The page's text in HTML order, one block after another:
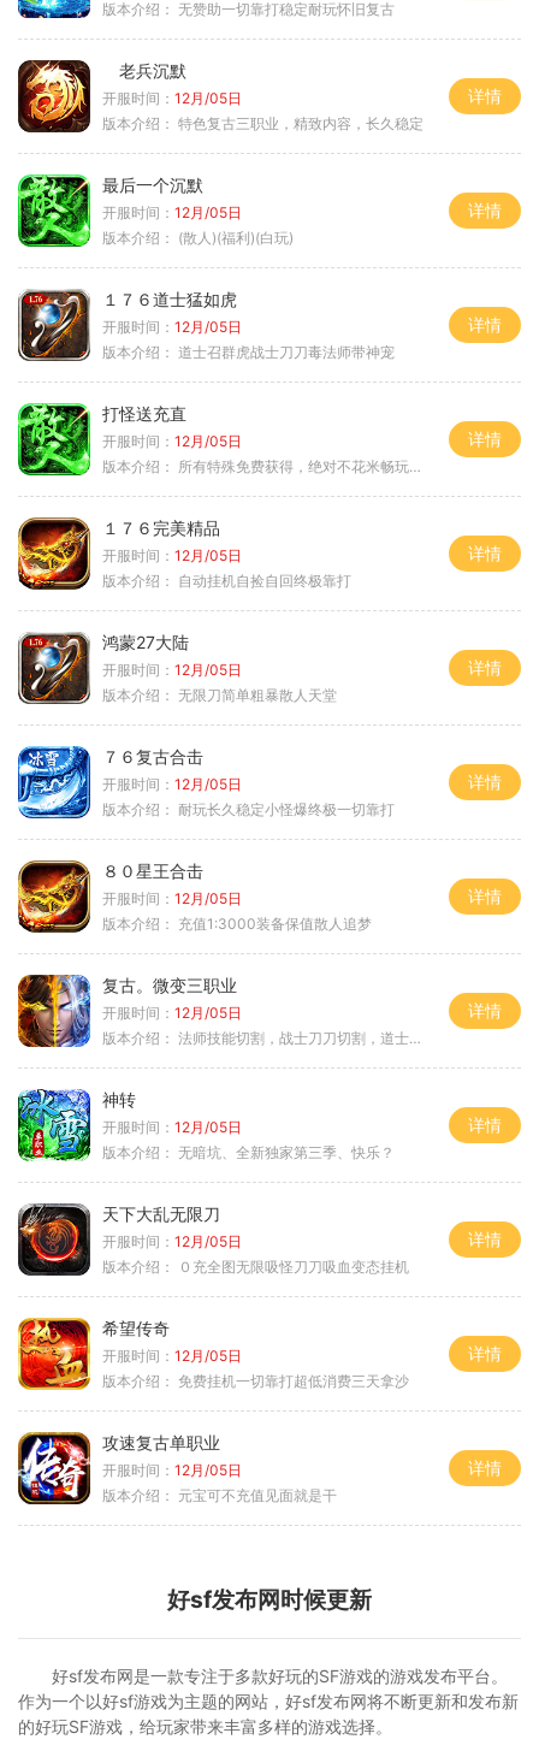
版本介绍： 无赞助一切靠打稳定耐玩怀旧复古
老兵沉默
开服时间： 12月/05日
版本介绍： 特色复古三职业，精致内容，长久稳定
详情
最后一个沉默
开服时间： 12月/05日
版本介绍： (散人)(福利)(白玩)
详情
１７６道士猛如虎
开服时间： 12月/05日
版本介绍： 道士召群虎战士刀刀毒法师带神宠
详情
打怪送充直
开服时间： 12月/05日
版本介绍： 所有特殊免费获得，绝对不花米畅玩所有地图
详情
１７６完美精品
开服时间： 12月/05日
版本介绍： 自动挂机自捡自回终极靠打
详情
鸿蒙27大陆
开服时间： 12月/05日
版本介绍： 无限刀简单粗暴散人天堂
详情
７６复古合击
开服时间： 12月/05日
版本介绍： 耐玩长久稳定小怪爆终极一切靠打
详情
８０星王合击
开服时间： 12月/05日
版本介绍： 充值1:3000装备保值散人追梦
详情
复古。微变三职业
开服时间： 12月/05日
版本介绍： 法师技能切割，战士刀刀切割，道士宠物秒怪
详情
神转
开服时间： 12月/05日
版本介绍： 无暗坑、全新独家第三季、快乐？
详情
天下大乱无限刀
开服时间： 12月/05日
版本介绍：
０充全图无限吸怪刀刀吸血变态挂机
详情
希望传奇
开服时间： 12月/05日
版本介绍： 免费挂机一切靠打超低消费三天拿沙
详情
攻速复古单职业
开服时间： 12月/05日
版本介绍： 元宝可不充值见面就是干
详情
好sf发布网时候更新
好sf发布网是一款专注于多款好玩的SF游戏的游戏发布平台。
作为一个以好sf游戏为主题的网站，好sf发布网将不断更新和发布新
的好玩SF游戏，给玩家带来丰富多样的游戏选择。